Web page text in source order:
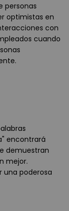
personas
optimistas en
con
cuando
encontrará
demuestran
mejor.
una poderosa